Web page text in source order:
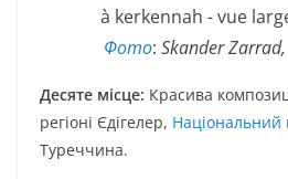
Фото: Skander Zarrad,
Десяте місце: Красива
регіоні Єдігелер, Національний
Туреччина.